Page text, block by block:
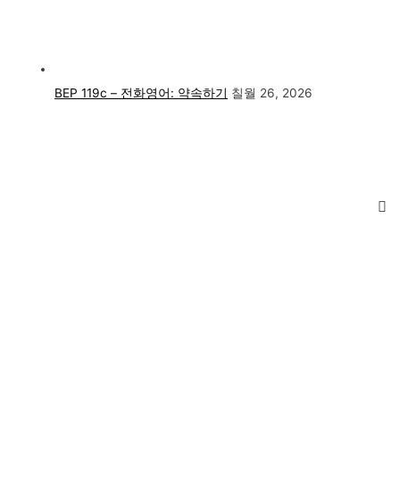
BEP 119c – 전화영어: 약속하기 칠월 26, 2026